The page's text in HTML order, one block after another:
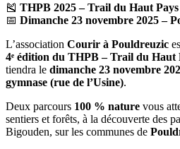
🎽 THPB 2025 – Trail du Haut
📅 Dimanche 23 novembre 2025 –
L’association Courir à Pouldreuzic
4ᵉ édition du THPB – Trail du Haut
tiendra le dimanche 23 novembre
gymnase (rue de l’Usine).
Deux parcours 100 % nature vous
sentiers et forêts, à la découverte des
Bigouden, sur les communes de